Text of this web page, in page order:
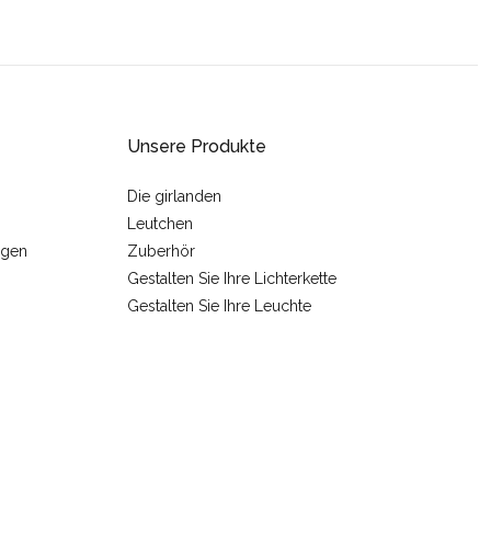
Unsere Produkte
Die girlanden
Leutchen
Zuberhör
Gestalten Sie Ihre Lichterkette
Gestalten Sie Ihre Leuchte